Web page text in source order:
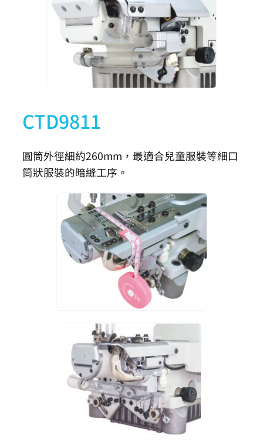
CTD9811
圓筒外徑細約260mm，最適合兒童服裝等細口
筒狀服裝的暗縫工序。